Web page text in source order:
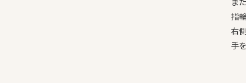
指
右
手